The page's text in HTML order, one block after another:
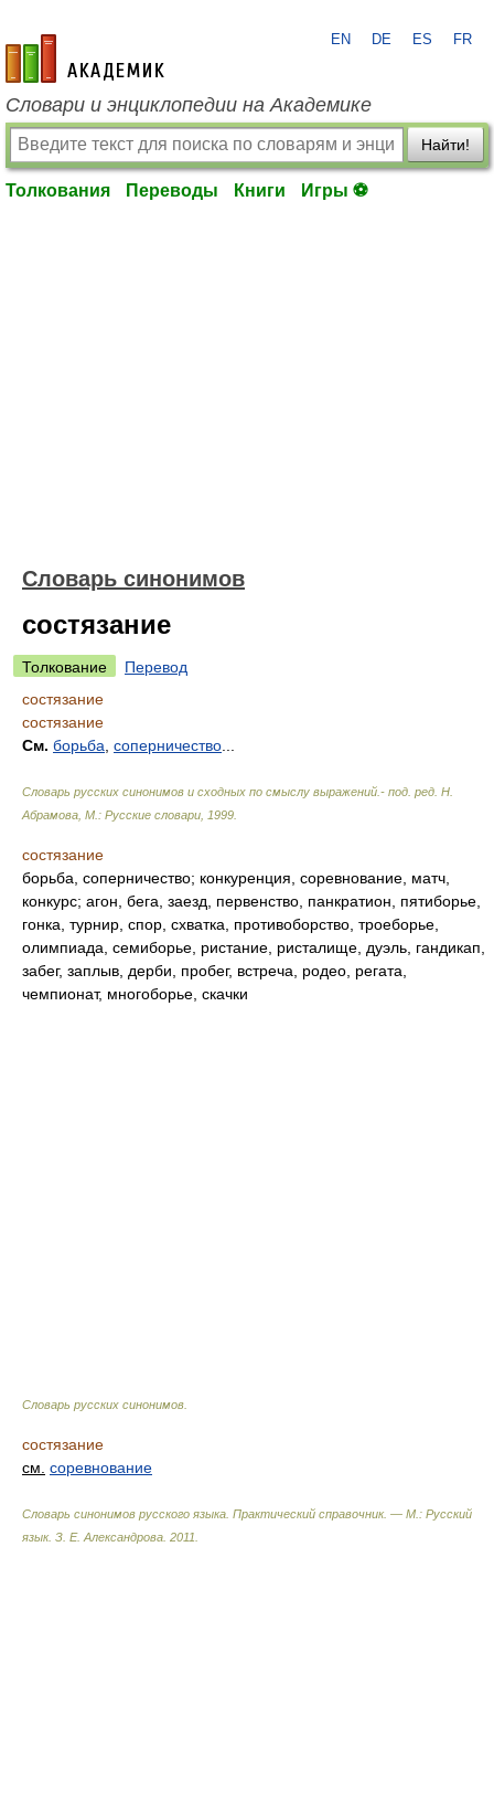
academic.ru
EN DE ES FR
Словари и энциклопедии на Академике
Найти!
Толкования Переводы Книги Игры ⚽
Словарь синонимов
состязание
Толкование
Перевод
состязание
состязание
См. борьба соперничество
Словарь русских синонимов и сходных по смыслу выражений.- под. ред. Н.
Абрамова, М.: Русские словари 1999
состязание
борьба, соперничество; конкуренция, соревнование, матч,
конкурс; агон, бега, заезд, первенство, панкратион, пятиборье,
гонка, турнир, спор, схватка, противоборство, троеборье,
олимпиада, семиборье, ристание, ристалище, дуэль, гандикап,
забег, заплыв, дерби, пробег, встреча, родео, регата,
чемпионат, многоборье, скачки
Словарь русских синонимов
состязание
см. соревнование
Словарь синонимов русского языка. Практический справочник. — М.: Русский
язык. З. Е. Александрова 2011